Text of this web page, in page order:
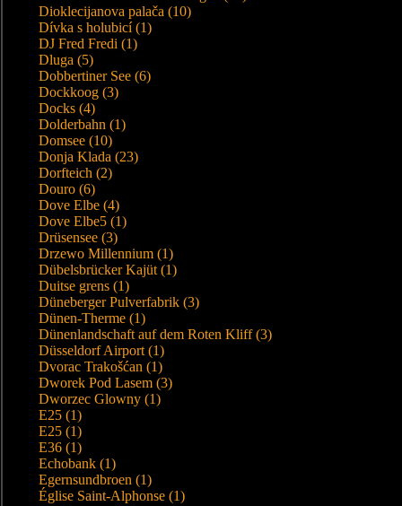
Dioklecijanova palača (10)
Dívka s holubicí (1)
DJ Fred Fredi (1)
Dluga (5)
Dobbertiner See (6)
Dockkoog (3)
Docks (4)
Dolderbahn (1)
Domsee (10)
Donja Klada (23)
Dorfteich (2)
Douro (6)
Dove Elbe (4)
Dove Elbe5 (1)
Drüsensee (3)
Drzewo Millennium (1)
Dübelsbrücker Kajüt (1)
Duitse grens (1)
Düneberger Pulverfabrik (3)
Dünen-Therme (1)
Dünenlandschaft auf dem Roten Kliff (3)
Düsseldorf Airport (1)
Dvorac Trakošćan (1)
Dworek Pod Lasem (3)
Dworzec Glowny (1)
E25 (1)
E25 (1)
E36 (1)
Echobank (1)
Egernsundbroen (1)
Église Saint-Alphonse (1)